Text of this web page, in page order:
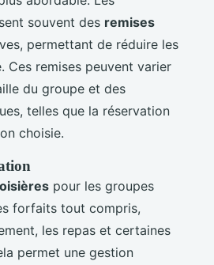
souvent des remises
permettant de réduire les
Ces remises peuvent varier
du groupe et des
telles que la réservation
choisie.
pour les groupes
forfaits tout compris,
les repas et certaines
permet une gestion